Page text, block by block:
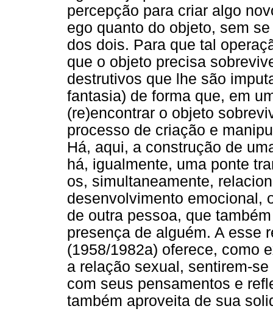
percepção para criar algo
ego quanto do objeto, sem
dos dois. Para que tal
que o objeto precisa
destrutivos que lhe são
fantasia) de forma que, em
(re)encontrar o objeto
processo de criação e
Há, aqui, a construção de
há, igualmente, uma ponte
os, simultaneamente,
desenvolvimento emocional,
de outra pessoa, que
presença de alguém. A esse
(1958/1982a) oferece, como
a relação sexual, sentirem-
com seus pensamentos e
também aproveita de sua